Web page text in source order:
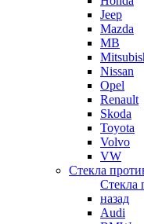
Jeep
Mazda
MB
Nissan
Opel
Renault
Skoda
Toyota
Volvo
VW
Стекла
Стекла
назад
Audi